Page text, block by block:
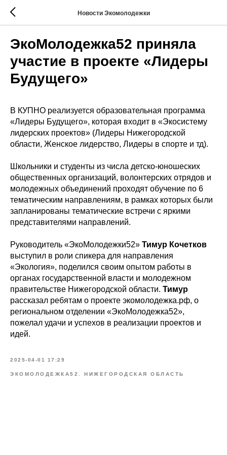
Новости Экомолодежки
ЭкоМолодежка52 приняла
участие в проекте «Лидеры
Будущего»
В КУПНО реализуется образовательная программа
«Лидеры Будущего», которая входит в «Экосистему
лидерских проектов» (Лидеры Нижегородской
области, Женское лидерство, Лидеры в спорте и тд).
Школьники и студенты из числа детско-юношеских
общественных организаций, волонтерских отрядов и
молодежных объединений проходят обучение по 6
тематическим направлениям, в рамках которых были
запланированы тематические встречи с яркими
представителями направлений.
Руководитель «ЭкоМолодежки52» Тимур Кочетков
выступил в роли спикера для направления
«Экология», поделился своим опытом работы в
органах государственной власти и молодежном
правительстве Нижегородской области. Тимур
рассказал ребятам о проекте экомолодежка.рф, о
региональном отделении «ЭкоМолодежка52»,
пожелал удачи и успехов в реализации проектов и
идей.
2025-04-01 17:29
ЭКОМОЛОДЕЖКА52. НИЖЕГОРОДСКАЯ ОБЛАСТЬ